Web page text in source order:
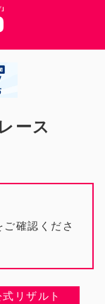
ース
確認くださ
式リザルト